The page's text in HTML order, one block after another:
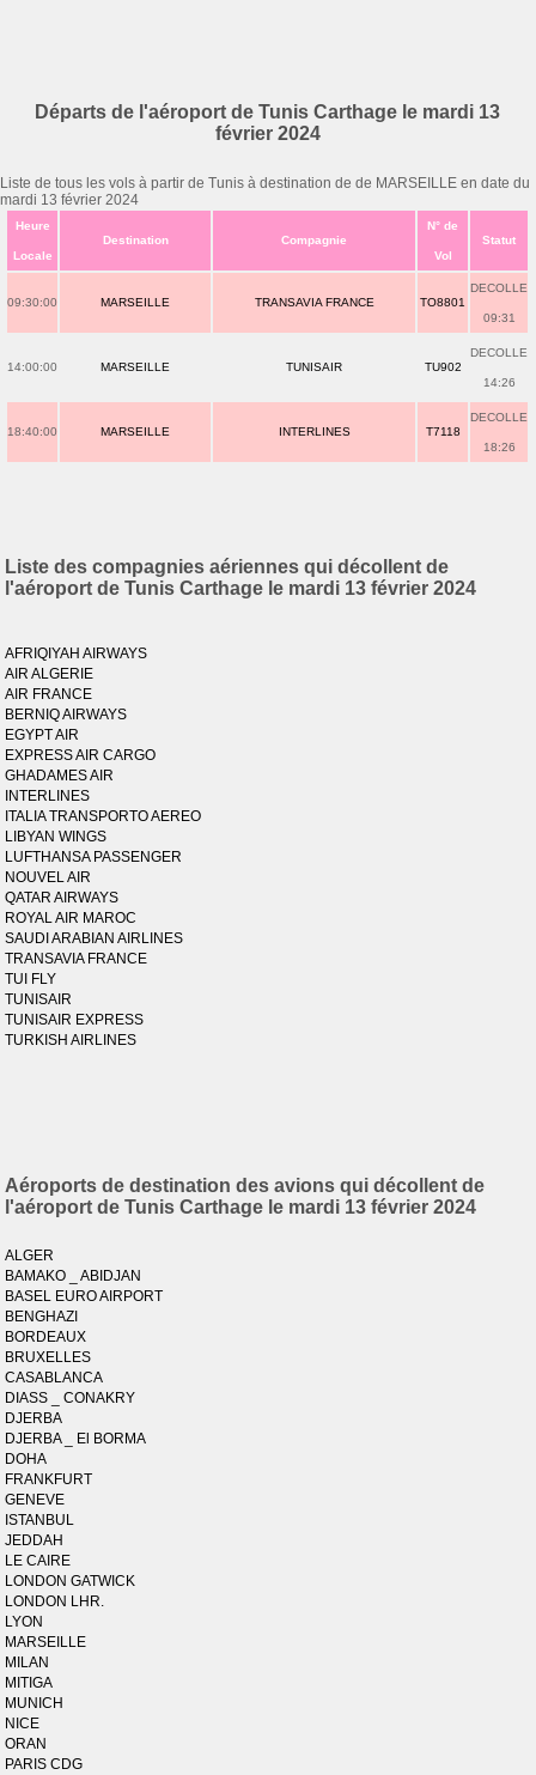
Départs de l'aéroport de Tunis Carthage le mardi 13
février 2024
Liste de tous les vols à partir de Tunis à destination de de MARSEILLE en date du
mardi 13 février 2024
Heure
Locale
Destination Compagnie
N° de
Vol
Statut
09:30:00 MARSEILLE TRANSAVIA FRANCE TO8801
DECOLLE
09:31
14:00:00 MARSEILLE TUNISAIR TU902
DECOLLE
14:26
18:40:00 MARSEILLE INTERLINES T7118
DECOLLE
18:26
Liste des compagnies aériennes qui décollent de
l'aéroport de Tunis Carthage le mardi 13 février 2024
AFRIQIYAH AIRWAYS
AIR ALGERIE
AIR FRANCE
BERNIQ AIRWAYS
EGYPT AIR
EXPRESS AIR CARGO
GHADAMES AIR
INTERLINES
ITALIA TRANSPORTO AEREO
LIBYAN WINGS
LUFTHANSA PASSENGER
NOUVEL AIR
QATAR AIRWAYS
ROYAL AIR MAROC
SAUDI ARABIAN AIRLINES
TRANSAVIA FRANCE
TUI FLY
TUNISAIR
TUNISAIR EXPRESS
TURKISH AIRLINES
Aéroports de destination des avions qui décollent de
l'aéroport de Tunis Carthage le mardi 13 février 2024
ALGER
BAMAKO _ ABIDJAN
BASEL EURO AIRPORT
BENGHAZI
BORDEAUX
BRUXELLES
CASABLANCA
DIASS _ CONAKRY
DJERBA
DJERBA _ El BORMA
DOHA
FRANKFURT
GENEVE
ISTANBUL
JEDDAH
LE CAIRE
LONDON GATWICK
LONDON LHR.
LYON
MARSEILLE
MILAN
MITIGA
MUNICH
NICE
ORAN
PARIS CDG